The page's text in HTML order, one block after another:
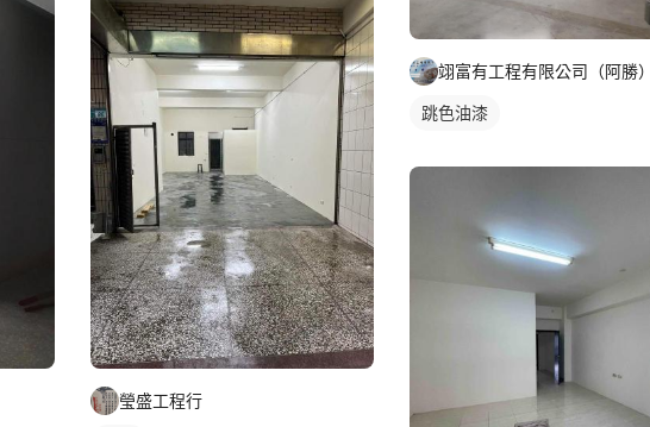
瑩盛工程行
翊富有工程有限公司（阿勝）
跳色油漆